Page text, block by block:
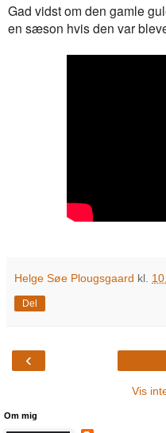
Gad vidst om den gamle
en sæson hvis den var
Helge Søe Plougsgaard kl.
Del
‹
Vis
Om mig